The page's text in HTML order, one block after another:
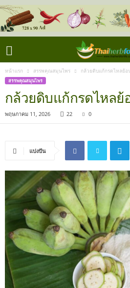
หน้าแรก สรรพคุณสมุนไพร กล้วยดิบแก้กรดไหลย้อ
สรรพคุณสมุนไพร
กล้วยดิบแก้กรดไหลย้
พฤษภาคม 11, 2026 22 0
แบ่งปัน